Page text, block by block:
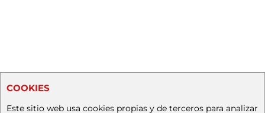
COOKIES
Este sitio web usa cookies propias y de terceros para analizar